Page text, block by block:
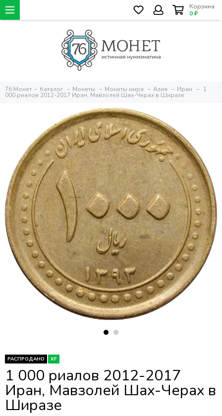
Корзина
0 ₽
76 Монет Каталог Монеты Монеты мира Азия Иран 1
000 риалов 2012-2017 Иран, Мавзолей Шах-Черах в Ширазе
РАСПРОДАНО XF
1 000 риалов 2012-2017
Иран, Мавзолей Шах-Черах в
Ширазе